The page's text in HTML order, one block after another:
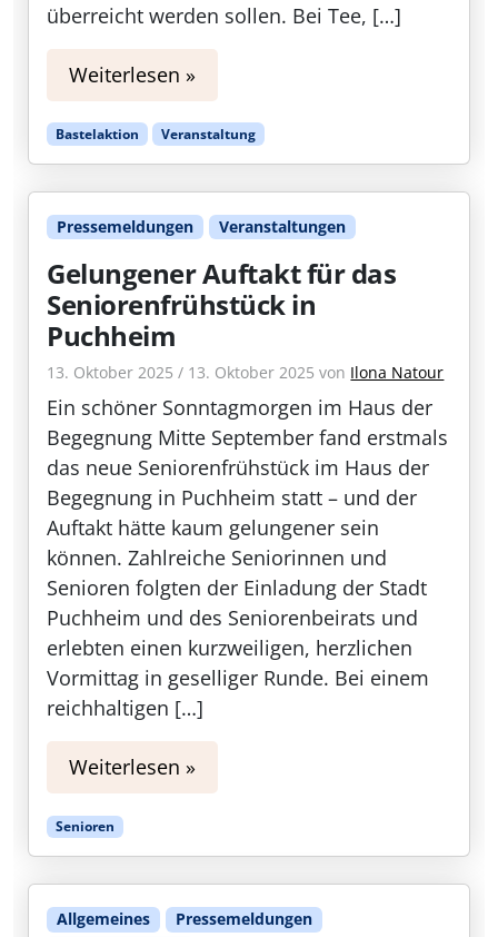
überreicht werden sollen. Bei Tee, […]
Weiterlesen »
Bastelaktion Veranstaltung
Pressemeldungen Veranstaltungen
Gelungener Auftakt für das
Seniorenfrühstück in
Puchheim
13. Oktober 2025 / 13. Oktober 2025 von Ilona Natour
Ein schöner Sonntagmorgen im Haus der
Begegnung Mitte September fand erstmals
das neue Seniorenfrühstück im Haus der
Begegnung in Puchheim statt – und der
Auftakt hätte kaum gelungener sein
können. Zahlreiche Seniorinnen und
Senioren folgten der Einladung der Stadt
Puchheim und des Seniorenbeirats und
erlebten einen kurzweiligen, herzlichen
Vormittag in geselliger Runde. Bei einem
reichhaltigen […]
Weiterlesen »
Senioren
Allgemeines
Pressemeldungen